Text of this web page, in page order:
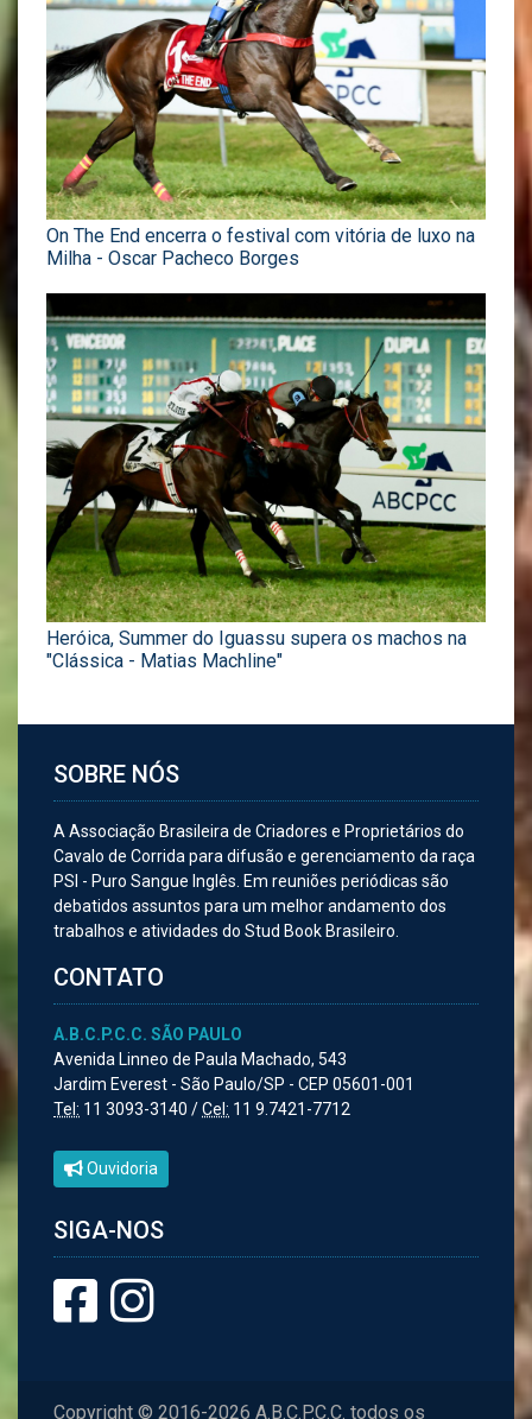
On The End encerra o festival com vitória de luxo na
Milha - Oscar Pacheco Borges
Heróica, Summer do Iguassu supera os machos na
"Clássica - Matias Machline"
SOBRE NÓS
A Associação Brasileira de Criadores e Proprietários do
Cavalo de Corrida para difusão e gerenciamento da raça
PSI - Puro Sangue Inglês. Em reuniões periódicas são
debatidos assuntos para um melhor andamento dos
trabalhos e atividades do Stud Book Brasileiro.
CONTATO
A.B.C.P.C.C. SÃO PAULO
Avenida Linneo de Paula Machado, 543
Jardim Everest - São Paulo/SP - CEP 05601-001
Tel: 11 3093-3140 /Cel: 11 9.7421-7712
Ouvidoria
SIGA-NOS
Copyright © 2016-2026 A.B.C.P.C.C. todos os